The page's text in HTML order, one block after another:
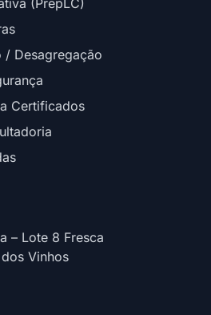
(PrepLC)
/ Desagregação
Certificados
– Lote 8 Fresca
Vinhos